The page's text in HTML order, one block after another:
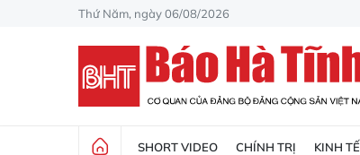
Thứ Năm, ngày 06/08/2026
SHORT VIDEO CHÍNH TRỊ KINH TẾ